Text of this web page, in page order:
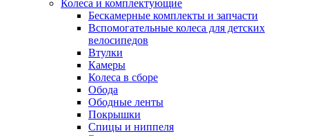
Колеса и комплектующие
Бескамерные комплекты и запчасти
Вспомогательные колеса для детских
велосипедов
Втулки
Камеры
Колеса в сборе
Обода
Ободные ленты
Покрышки
Спицы и ниппеля